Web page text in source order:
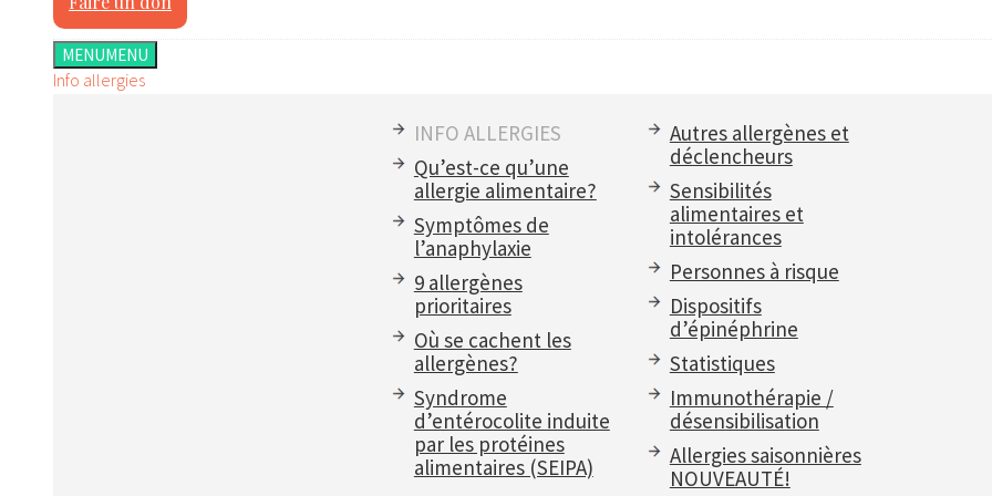
MENUMENU
Info allergies
INFO ALLERGIES
Qu’est-ce qu’une
allergie alimentaire?
Symptômes de
l’anaphylaxie
9 allergènes
prioritaires
Où se cachent les
allergènes?
Syndrome
d’entérocolite induite
par les protéines
alimentaires (SEIPA)
Autres allergènes et
déclencheurs
Sensibilités
alimentaires et
intolérances
Personnes à risque
Dispositifs
d’épinéphrine
Statistiques
Immunothérapie /
désensibilisation
Allergies saisonnières
NOUVEAUTÉ!